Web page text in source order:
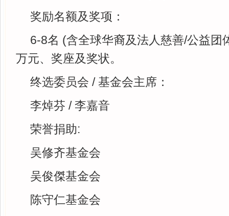
奖励名额及奖项：
6-8名 (含全球华裔及法人慈善/公益团
万元、奖座及奖状。
终选委员会 / 基金会主席：
李焯芬 / 李嘉音
荣誉捐助:
吴修齐基金会
吴俊傑基金会
陈守仁基金会